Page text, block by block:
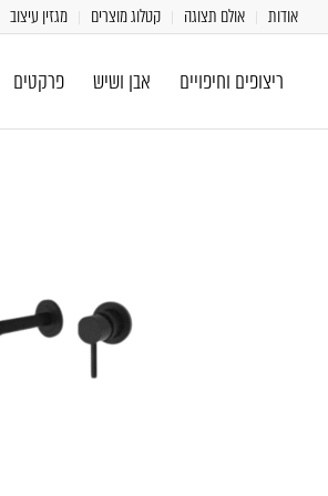
אודות אולם תצוגה קטלוג מוצרים מגזין עיצוב
ריצופים וחיפויים אבן ושיש פרקטים